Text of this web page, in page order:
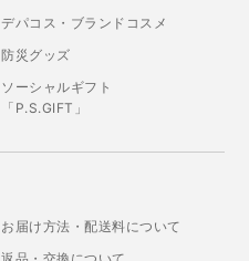
デパコス・ブランドコスメ
防災グッズ
ソーシャルギフト
「P.S.GIFT」
お届け方法・配送料について
返品・交換について